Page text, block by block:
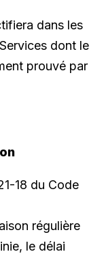
dans les
dont le
prouvé par
18 du Code
régulière
le délai